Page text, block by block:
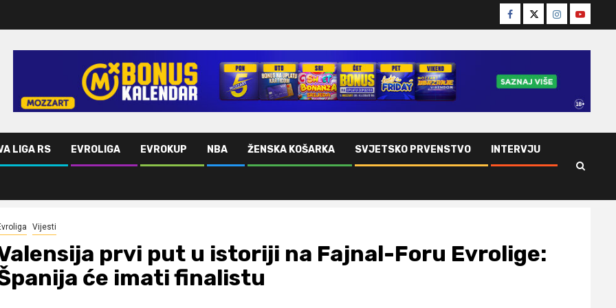
Facebook
TwitterInstagram
Youtube
LIGA RS EVROLIGA EVROKUP NBA ŽENSKA KOŠARKA SVJETSKO PRVENSTVO INTERVJU
će imati finalistu
Vijesti
prvi put u istoriji na Fajnal-Foru Evrolige:
će imati finalistu